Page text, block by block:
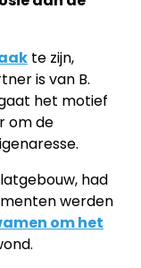
te zijn,
is van B.
het motief
om de
had
werden
om het